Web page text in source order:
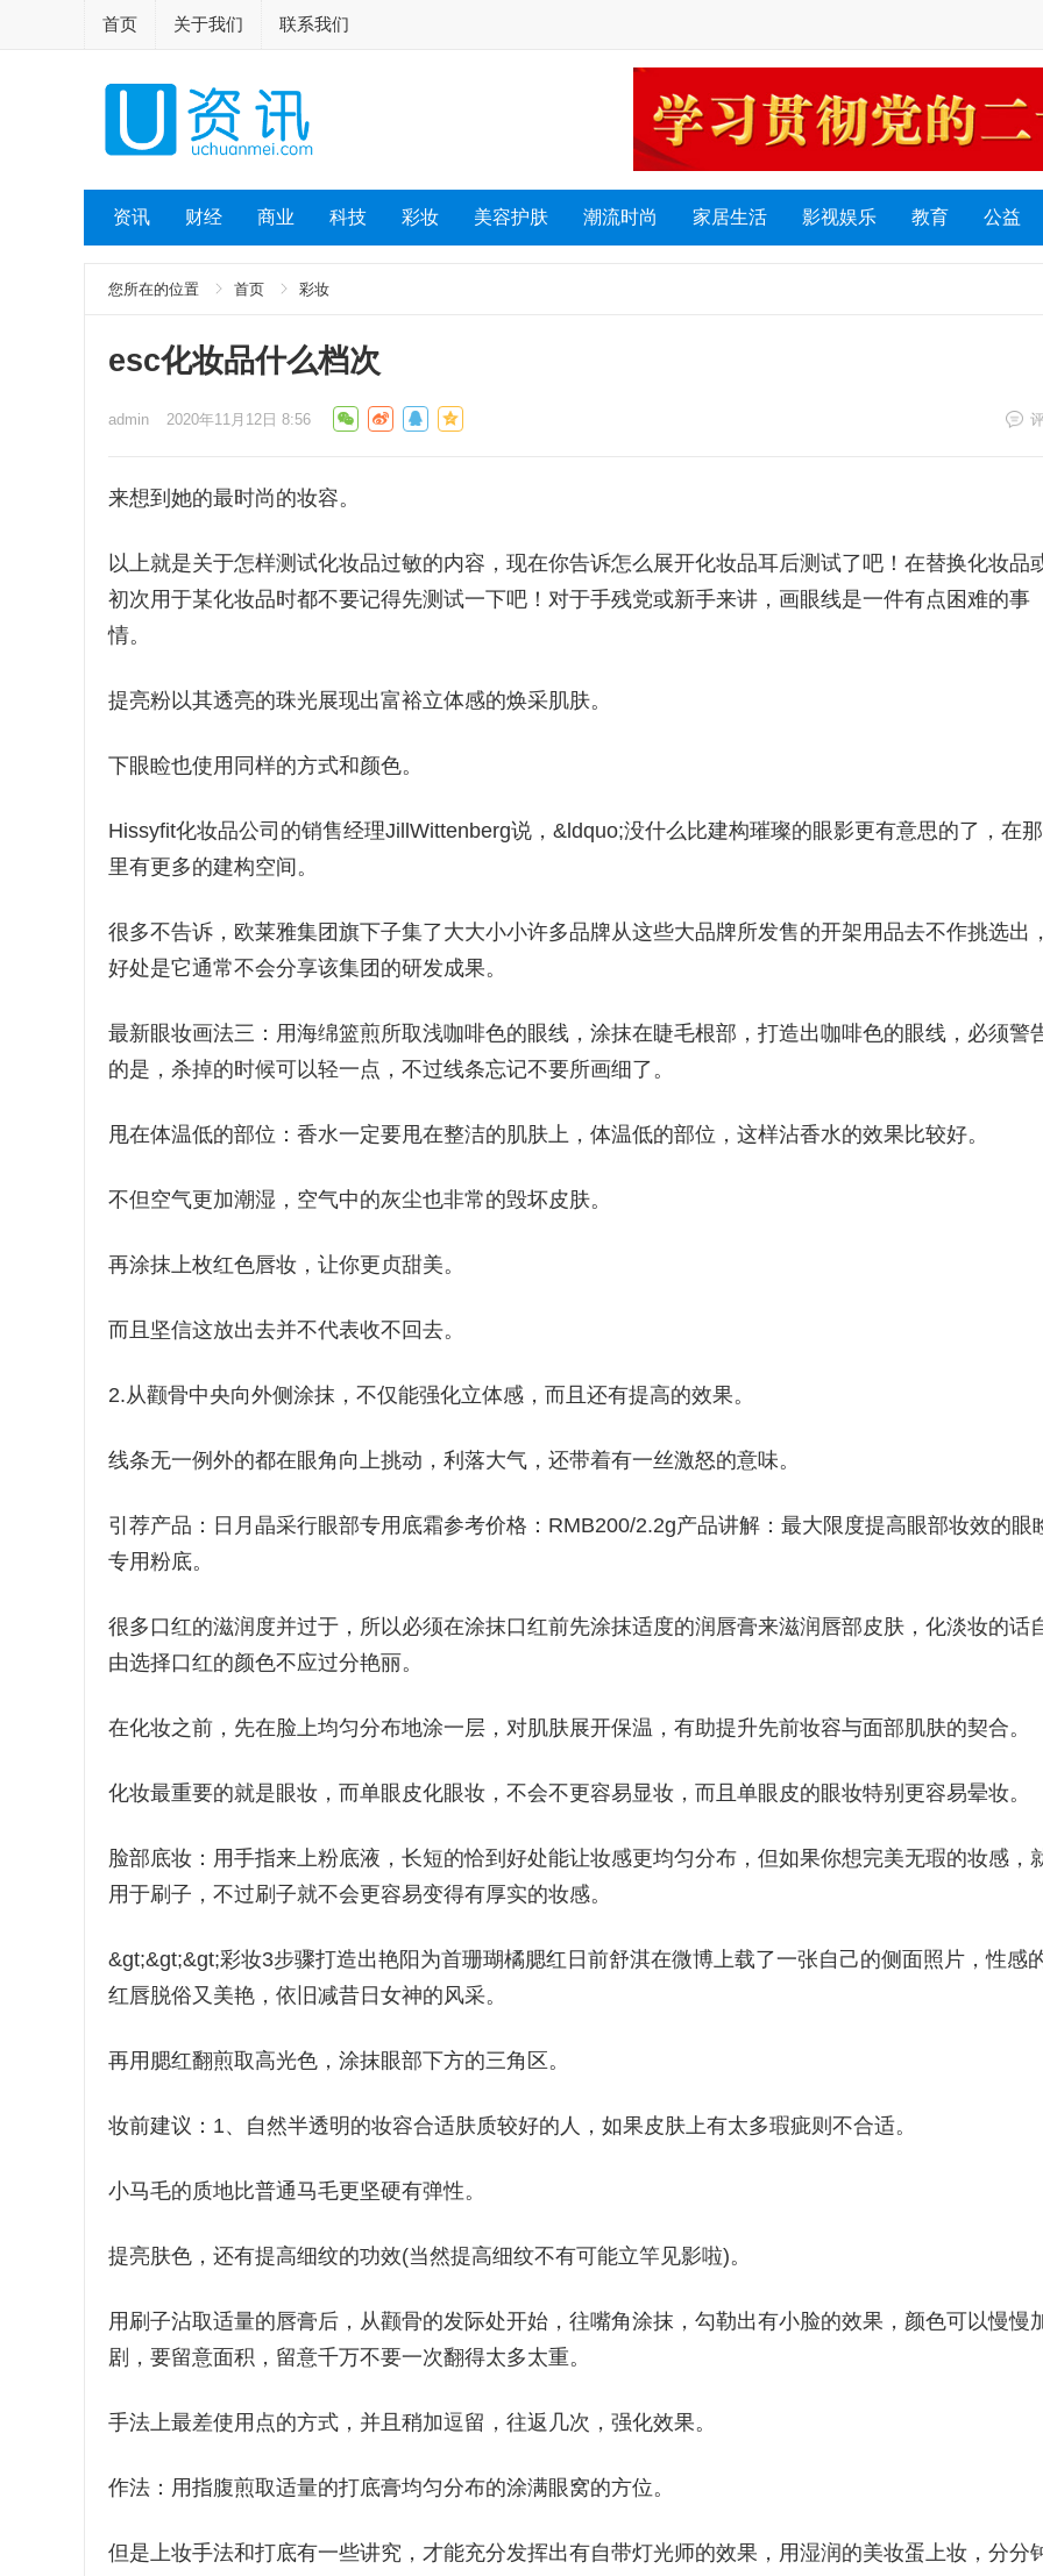
首页 关于我们 联系我们
资讯 财经 商业 科技 彩妆 美容护肤 潮流时尚 家居生活 影视娱乐 教育 公益
您所在的位置 首页 彩妆
esc化妆品什么档次
admin 2020年11月12日 8:56
来想到她的最时尚的妆容。
以上就是关于怎样测试化妆品过敏的内容，现在你告诉怎么展开化妆品耳后测试了吧！在替换化妆品
初次用于某化妆品时都不要记得先测试一下吧！对于手残党或新手来讲，画眼线是一件有点困难的事
情。
提亮粉以其透亮的珠光展现出富裕立体感的焕采肌肤。
下眼睑也使用同样的方式和颜色。
Hissyfit化妆品公司的销售经理JillWittenberg说，&ldquo;没什么比建构璀璨的眼影更有意思的了，在那
里有更多的建构空间。
很多不告诉，欧莱雅集团旗下子集了大大小小许多品牌从这些大品牌所发售的开架用品去不作挑选出，
好处是它通常不会分享该集团的研发成果。
最新眼妆画法三：用海绵篮煎所取浅咖啡色的眼线，涂抹在睫毛根部，打造出咖啡色的眼线，必须警
的是，杀掉的时候可以轻一点，不过线条忘记不要所画细了。
甩在体温低的部位：香水一定要甩在整洁的肌肤上，体温低的部位，这样沾香水的效果比较好。
不但空气更加潮湿，空气中的灰尘也非常的毁坏皮肤。
再涂抹上枚红色唇妆，让你更贞甜美。
而且坚信这放出去并不代表收不回去。
2.从颧骨中央向外侧涂抹，不仅能强化立体感，而且还有提高的效果。
线条无一例外的都在眼角向上挑动，利落大气，还带着有一丝激怒的意味。
引荐产品：日月晶采行眼部专用底霜参考价格：RMB200/2.2g产品讲解：最大限度提高眼部妆效的眼
专用粉底。
很多口红的滋润度并过于，所以必须在涂抹口红前先涂抹适度的润唇膏来滋润唇部皮肤，化淡妆的话
由选择口红的颜色不应过分艳丽。
在化妆之前，先在脸上均匀分布地涂一层，对肌肤展开保温，有助提升先前妆容与面部肌肤的契合。
化妆最重要的就是眼妆，而单眼皮化眼妆，不会不更容易显妆，而且单眼皮的眼妆特别更容易晕妆。
脸部底妆：用手指来上粉底液，长短的恰到好处能让妆感更均匀分布，但如果你想完美无瑕的妆感，
用于刷子，不过刷子就不会更容易变得有厚实的妆感。
&gt;&gt;&gt;彩妆3步骤打造出艳阳为首珊瑚橘腮红日前舒淇在微博上载了一张自己的侧面照片，性感
红唇脱俗又美艳，依旧减昔日女神的风采。
再用腮红翻煎取高光色，涂抹眼部下方的三角区。
妆前建议：1、自然半透明的妆容合适肤质较好的人，如果皮肤上有太多瑕疵则不合适。
小马毛的质地比普通马毛更坚硬有弹性。
提亮肤色，还有提高细纹的功效(当然提高细纹不有可能立竿见影啦)。
用刷子沾取适量的唇膏后，从颧骨的发际处开始，往嘴角涂抹，勾勒出有小脸的效果，颜色可以慢慢
剧，要留意面积，留意千万不要一次翻得太多太重。
手法上最差使用点的方式，并且稍加逗留，往返几次，强化效果。
作法：用指腹煎取适量的打底膏均匀分布的涂满眼窝的方位。
但是上妆手法和打底有一些讲究，才能充分发挥出有自带灯光师的效果，用湿润的美妆蛋上妆，分分